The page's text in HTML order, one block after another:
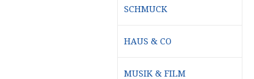
SCHMUCK
HAUS & CO
MUSIK & FILM